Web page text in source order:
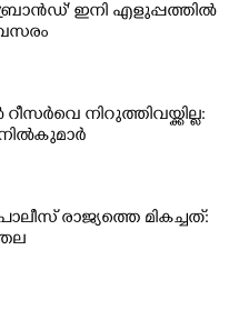
ബ്രാൻഡ്" ഇനി എളുപ്പത്തിൽ
റീസർവെ നിറുത്തിവയ്ക്കില്ല:
രാജ്യത്തെ മികച്ചത്: